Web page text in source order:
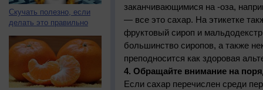
Скучать полезно, если
делать это правильно
заканчивающимися на -оза,
— все это сахар. На этикетке
фруктовый сироп и
большинство сиропов, а также
преподносится как здоровая
4. Обращайте внимание на
Если сахар перечислен среди